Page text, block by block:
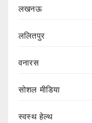
लखनऊ
ललितपुर
वनारस
सोशल मीडिया
स्वस्थ हेल्थ